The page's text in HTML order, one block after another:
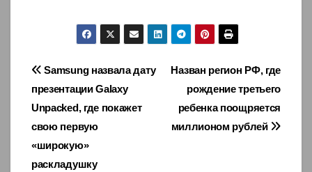
Навигация
по
записям
Назван регион РФ, где
рождение третьего
ребенка поощряется
миллионом рублей
Samsung назвала дату
презентации Galaxy
Unpacked, где покажет
свою первую
«широкую»
раскладушку